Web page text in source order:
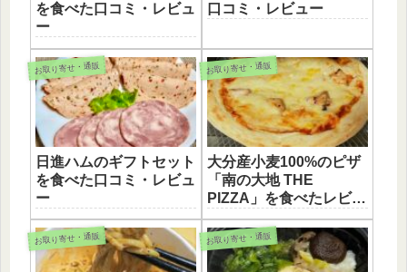
を食べた口コミ・レビュ
ー
口コミ・レビュー
お取り寄せ・通販
日進ハムのギフトセット
を食べた口コミ・レビュ
ー
お取り寄せ・通販
大分産小麦100%のピザ
「南の大地 THE
PIZZA」を食べたレビュ
ー
お取り寄せ・通販 お取り寄せ・通販